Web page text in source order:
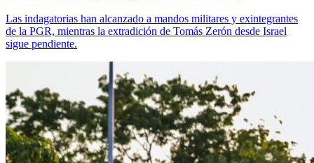
Las indagatorias han alcanzado a mandos militares y exintegrantes
de la PGR, mientras la extradición de Tomás Zerón desde Israel
sigue pendiente.